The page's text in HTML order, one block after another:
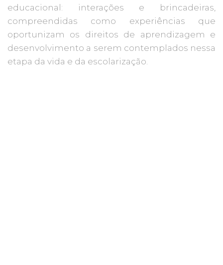
educacional: interações e brincadeiras,
compreendidas como experiências que
oportunizam os direitos de aprendizagem e
desenvolvimento a serem contemplados nessa
etapa da vida e da escolarização.